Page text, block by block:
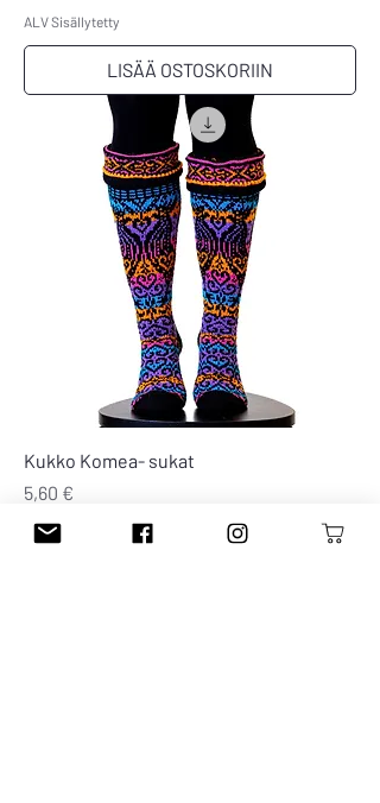
ALV Sisällytetty
LISÄÄ OSTOSKORIIN
Kukko Komea- sukat
Hinta
5,60 €
ALV Sisällytetty